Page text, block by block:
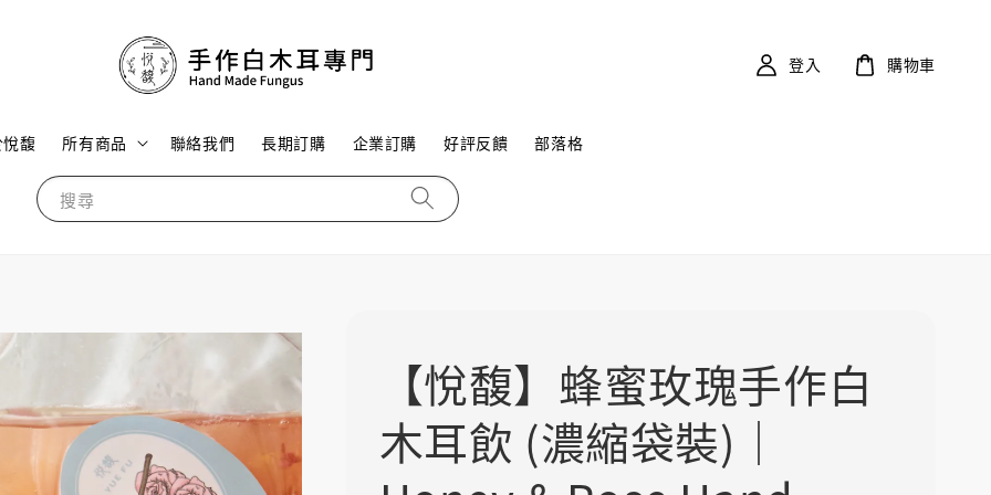
搜尋
馥 所有商品 聯絡我們 長期訂購 企業訂購 好評反饋 部落格
登入 購物車
【悅馥】蜂蜜玫瑰手作白
木耳飲 (濃縮袋裝)｜